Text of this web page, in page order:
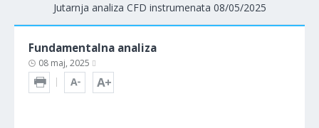
Jutarnja analiza CFD instrumenata 08/05/2025
Fundamentalna analiza
08 maj, 2025